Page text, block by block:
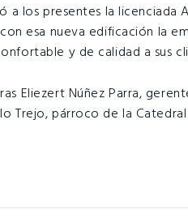
a los presentes la licenciada
esa nueva edificación la
y de calidad a sus
Eliezert Núñez Parra,
Trejo, párroco de la